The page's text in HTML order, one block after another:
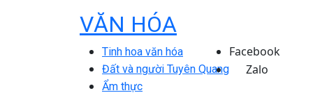
VĂN HÓA
Tinh hoa văn hóa
Đất và người Tuyên Quang
Ẩm thực
Facebook
Zalo